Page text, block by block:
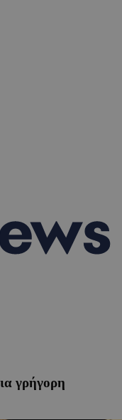
γρήγορη